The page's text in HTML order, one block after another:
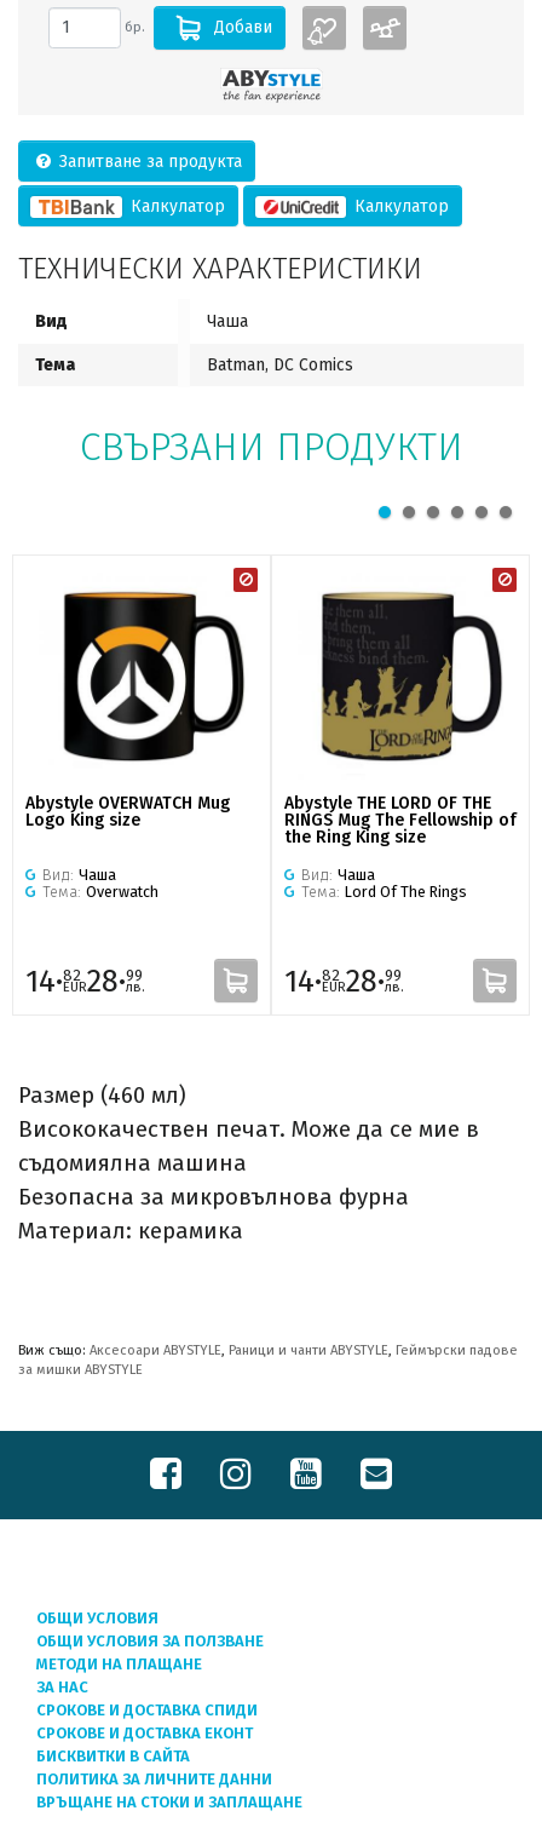
бр. Добави
Запитване за продукта
Калкулатор Калкулатор
ТЕХНИЧЕСКИ ХАРАКТЕРИСТИКИ
Вид Чаша
Тема Batman, DC Comics
СВЪРЗАНИ ПРОДУКТИ
Abystyle OVERWATCH Mug
Logo King size
Вид: Чаша
Тема: Overwatch
14·82
EUR28·99
лв.
Abystyle THE LORD OF THE
RINGS Mug The Fellowship of
the Ring King size
Вид: Чаша
Тема: Lord Of The Rings
14·82
EUR28·99
лв.
Размер (460 мл)
Висококачествен печат. Може да се мие в
съдомиялна машина
Безопасна за микровълнова фурна
Материал: керамика
Виж също: Аксесоари ABYSTYLE Раници и чанти ABYSTYLE
Геймърски падове
за мишки ABYSTYLE
ОБЩИ УСЛОВИЯ
ОБЩИ УСЛОВИЯ ЗА ПОЛЗВАНЕ
МЕТОДИ НА ПЛАЩАНЕ
ЗА НАС
СРОКОВЕ И ДОСТАВКА СПИДИ
СРОКОВЕ И ДОСТАВКА ЕКОНТ
БИСКВИТКИ В САЙТА
ПОЛИТИКА ЗА ЛИЧНИТЕ ДАННИ
ВРЪЩАНЕ НА СТОКИ И ЗАПЛАЩАНЕ